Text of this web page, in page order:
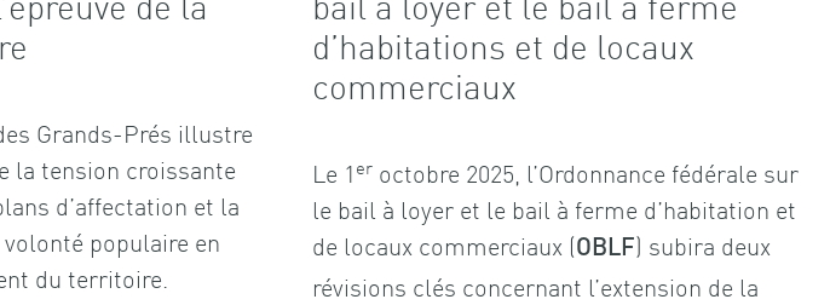
Grands-Prés illustre
la tension croissante
d’affectation et la
populaire en
du territoire.
d’habitations et de locaux
commerciaux
Le 1er octobre 2025, l’Ordonnance fédérale sur
le bail à loyer et le bail à ferme d’habitation et
de locaux commerciaux (OBLF) subira deux
révisions clés concernant l’extension de la